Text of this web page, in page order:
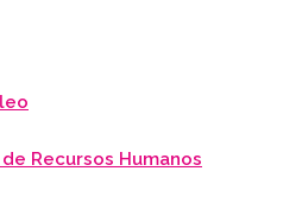
Recursos Humanos